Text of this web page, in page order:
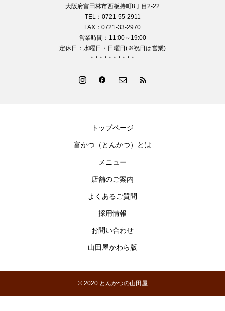
大阪府富田林市西板持町8丁目2-22
TEL：0721-55-2911
FAX：0721-33-2970
営業時間：11:00～19:00
定休日：水曜日・日曜日(※祝日は営業)
*-*-*-*-*-*-*-*-*-*
トップページ
富かつ（とんかつ）とは
メニュー
店舗のご案内
よくあるご質問
採用情報
お問い合わせ
山田屋かわら版
© 2020 とんかつの山田屋